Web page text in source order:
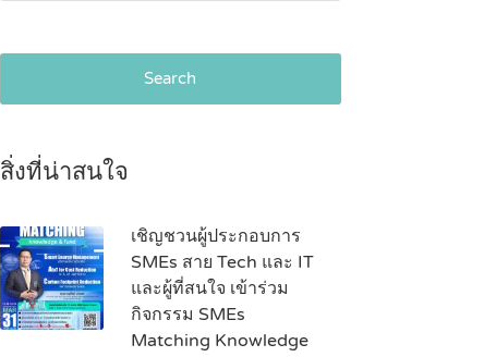
Search
สิ่งที่น่าสนใจ
เชิญชวนผู้ประกอบการ
SMEs สาย Tech และ IT
และผู้ที่สนใจ เข้าร่วม
กิจกรรม SMEs
Matching Knowledge